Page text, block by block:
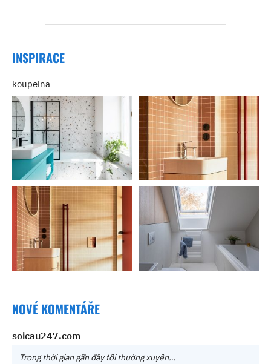
INSPIRACE
koupelna
NOVÉ KOMENTÁŘE
soicau247.com
Trong thời gian gần đây tôi thường xuyên…